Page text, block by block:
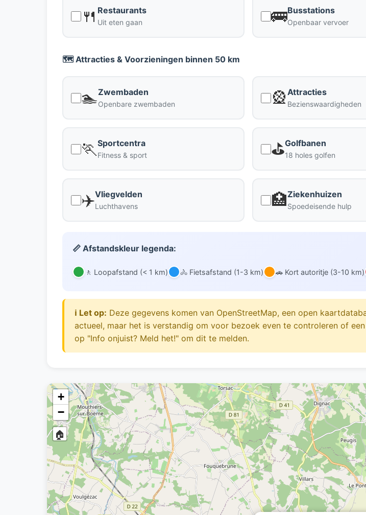
🍴 Restaurants
Uit eten gaan 🚌Busstations
Openbaar vervoer
🗺️ Attracties & Voorzieningen binnen 50 km
🏊Zwembaden
Openbare zwembaden 🎡 Attracties
Bezienswaardigheden
🏃 Sportcentra
Fitness & sport ⛳Golfbanen
18 holes golfen
✈️Vliegvelden
Luchthavens 🏥Ziekenhuizen
Spoedeisende hulp
📏 Afstandskleur legenda:
🚶 Loopafstand (< 1 km) 🚴 Fietsafstand (1-3 km) 🚗 Kort autoritje (3-10 km)
ℹ️ Let op: Deze gegevens komen van OpenStreetMap, een open
actueel, maar het is verstandig om voor bezoek even te controleren of
op "Info onjuist? Meld het!" om dit te melden.
+
−
🏠